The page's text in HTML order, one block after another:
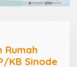
Rumah
KB Sinode